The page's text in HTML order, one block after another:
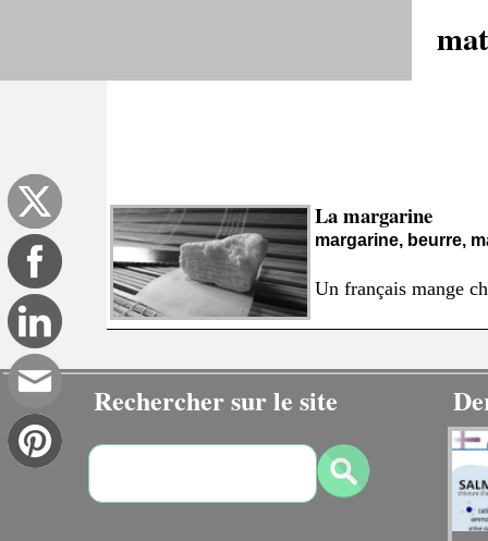
La margarine
margarine, beurre,
Un français mange
Rechercher sur le site